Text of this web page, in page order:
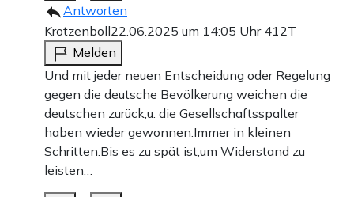
Antworten
Krotzenboll22.06.2025 um 14:05 Uhr 412T
Melden
Und mit jeder neuen Entscheidung oder Regelung
gegen die deutsche Bevölkerung weichen die
deutschen zurück,u. die Gesellschaftsspalter
haben wieder gewonnen.Immer in kleinen
Schritten.Bis es zu spät ist,um Widerstand zu
leisten…